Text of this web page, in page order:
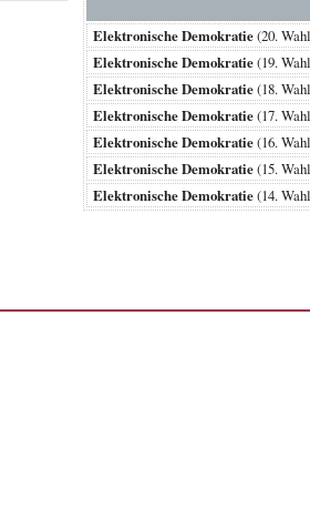
Elektronische Demokratie(20.
Elektronische Demokratie(19.
Elektronische Demokratie(18.
Elektronische Demokratie(17.
Elektronische Demokratie(16.
Elektronische Demokratie(15.
Elektronische Demokratie(14.